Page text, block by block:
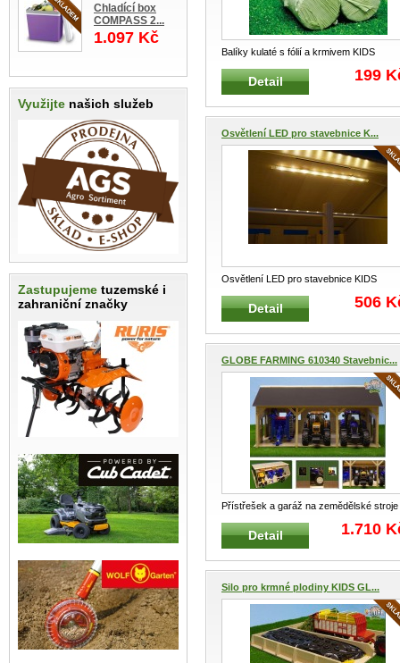
Chladící box
COMPASS 2...
1.097 Kč
Využijte našich služeb
Zastupujeme tuzemské i
zahraniční značky
Balíky kulaté s fólií a krmivem KIDS
GLOBE FARMING 610762 Balíky...
Detail 199
Osvětlení LED pro stavebnice K...
Osvětlení LED pro stavebnice KIDS
GLOBE FARMING 571976 Sada LED ...
Detail 506
GLOBE FARMING 610340 Stavebnic...
Přístřešek a garáž na zemědělské stroje
KIDS GLOBE FARMING 610340 ...
Detail 1.710
Silo pro krmné plodiny KIDS GL...